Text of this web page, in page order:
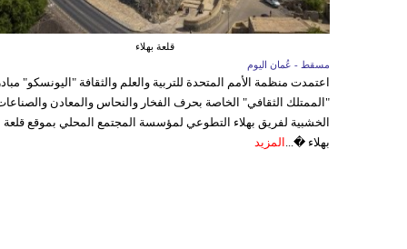
قلعة بهلاء
مسقط - عُمان اليوم
اعتمدت منظمة الأمم المتحدة للتربية والعلم والثقافة "اليونسكو"
"الممتلك الثقافي" الخاصة بحرف الفخار والنحاس والمعادن
الخشبية لفريق بهلاء التطوعي لمؤسسة المجتمع المحلي بموقع قلعة
بهلاء �... المزيد